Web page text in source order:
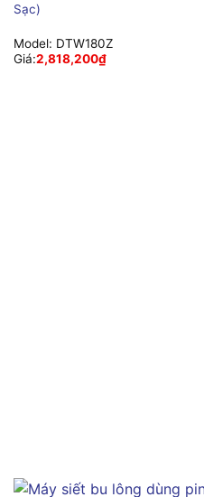
Sạc)
Model: DTW180Z
Giá:2,818,200₫